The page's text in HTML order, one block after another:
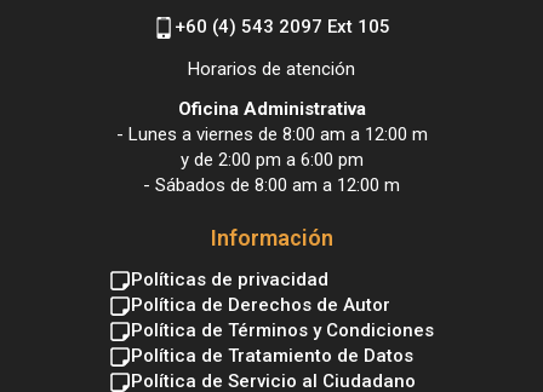
+60 (4) 543 2097 Ext 105
Horarios de atención
Oficina Administrativa
- Lunes a viernes de 8:00 am a 12:00 m
y de 2:00 pm a 6:00 pm
- Sábados de 8:00 am a 12:00 m
Información
Políticas de privacidad
Política de Derechos de Autor
Política de Términos y Condiciones
Política de Tratamiento de Datos
Política de Servicio al Ciudadano